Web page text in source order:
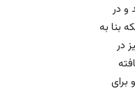
و در
بنا به
در
برای